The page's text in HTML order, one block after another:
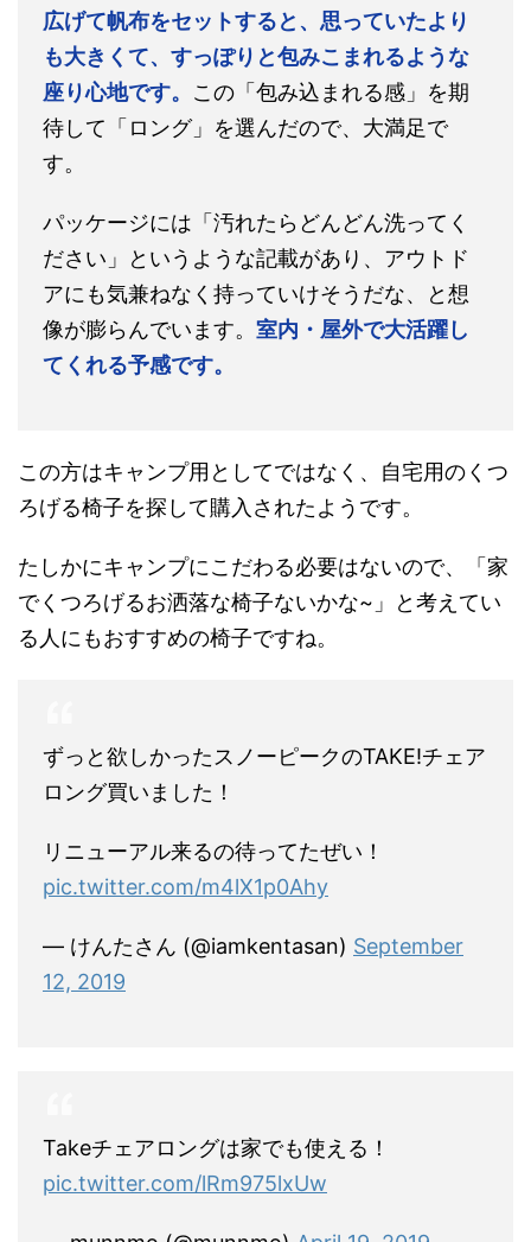
広げて帆布をセットすると、思っていたより
も大きくて、すっぽりと包みこまれるような
座り心地です。 この「包み込まれる感」を期
待して「ロング」を選んだので、大満足で
す。
パッケージには「汚れたらどんどん洗ってく
ださい」というような記載があり、アウトド
アにも気兼ねなく持っていけそうだな、と想
像が膨らんでいます。 室内・屋外で大活躍し
てくれる予感です。
この方はキャンプ用としてではなく、自宅用のくつ
ろげる椅子を探して購入されたようです。
たしかにキャンプにこだわる必要はないので、「家
でくつろげるお洒落な椅子ないかな~」と考えてい
る人にもおすすめの椅子ですね。
ずっと欲しかったスノーピークのTAKE!チェア
ロング買いました！
リニューアル来るの待ってたぜい！
pic.twitter.com/m4lX1p0Ahy
— けんたさん (@iamkentasan) September
12, 2019
Takeチェアロングは家でも使える！
pic.twitter.com/lRm975lxUw